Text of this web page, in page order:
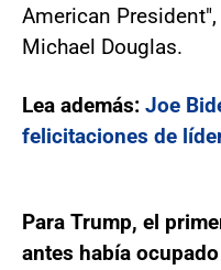
American
Michael Douglas.
Lea además: Joe
felicitaciones de
Para Trump, el
antes había